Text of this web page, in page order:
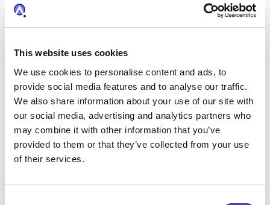
This website uses cookies
We use cookies to personalise content and ads, to
provide social media features and to analyse our traffic.
We also share information about your use of our site with
our social media, advertising and analytics partners who
may combine it with other information that you’ve
provided to them or that they’ve collected from your use
of their services.
werden? Zum Beispiel ermöglicht Anaqua
und nahtlosere Beziehungen mit ihren
jeweiligen Kanzleien und Vertretern zu
unterhalten. Diese Plattform stellt sicher, dass
die Datenqualität beibehalten und Effizienz
gesteigert wird.
Zusätzlich wollten wir Anmeldungen im Ausland